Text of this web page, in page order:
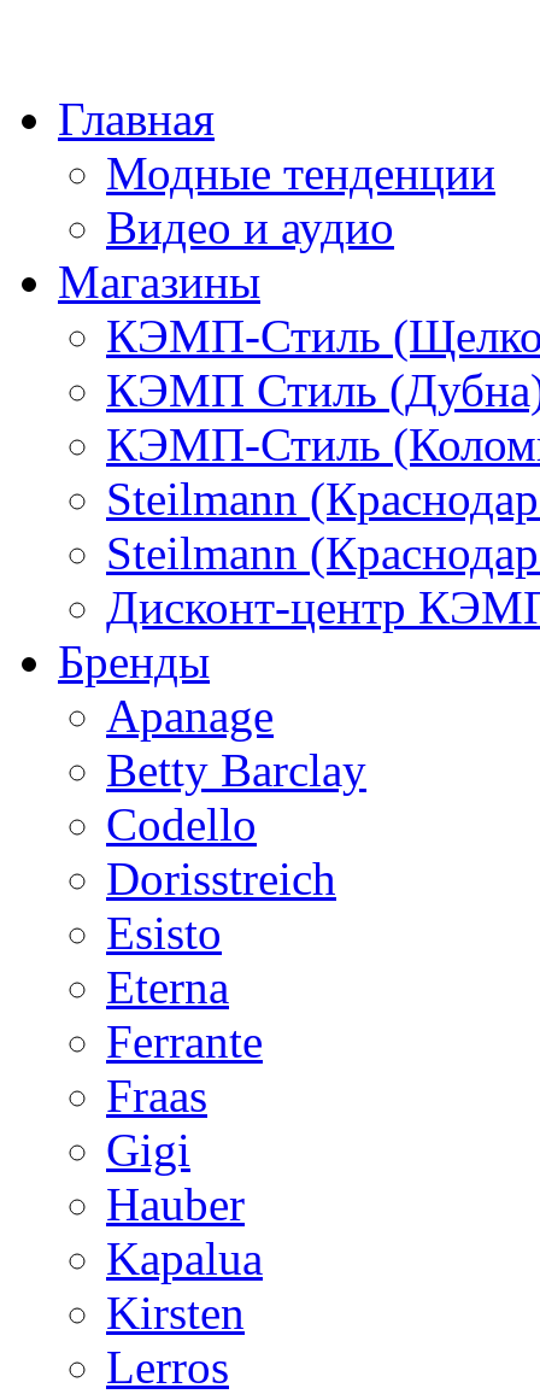
Главная
Модные тенденции
Видео и аудио
Магазины
КЭМП-Стиль
КЭМП Стиль
КЭМП-Стиль
Steilmann
Steilmann
Дисконт-центр
Бренды
Apanage
Betty Barclay
Codello
Dorisstreich
Esisto
Eterna
Ferrante
Fraas
Gigi
Hauber
Kapalua
Kirsten
Lerros